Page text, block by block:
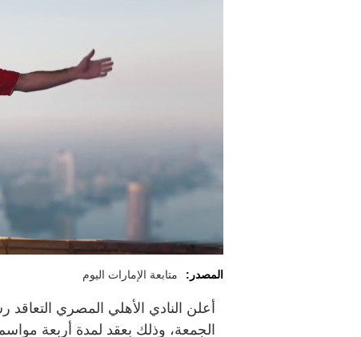
المصدر: متابعة الإمارات اليوم
أعلن النادي الأهلي المصري
الجمعة، وذلك بعقد لمدة أربعة